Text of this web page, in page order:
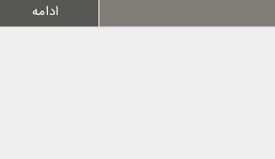
ادامه